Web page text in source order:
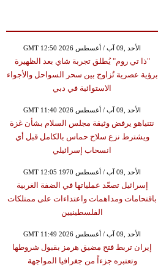
GMT 12:50 2026 الأحد ,09 آب / أغسطس
"ذا تي روم" يُطلق تجربة شاي بعد الظهيرة
برؤية عصرية تُزاوج بين سحر السواحل والأجواء
الاستوائية في دبي
GMT 11:40 2026 الأحد ,09 آب / أغسطس
نتنياهو يرفض وثيقة مجلس السلام بشأن غزة
ويشترط نزع سلاح حماس بالكامل قبل أي
انسحاب إسرائيلي
GMT 12:05 1970 الأحد ,09 آب / أغسطس
إسرائيل تصعّد عملياتها في الضفة الغربية
باقتحامات ومداهمات واعتداءات على ممتلكات
الفلسطينيين
GMT 11:49 2026 الأحد ,09 آب / أغسطس
إيران تربط فتح مضيق هرمز بقبول شروطها
وتعتبره جزءاً من جغرافيا المواجهة